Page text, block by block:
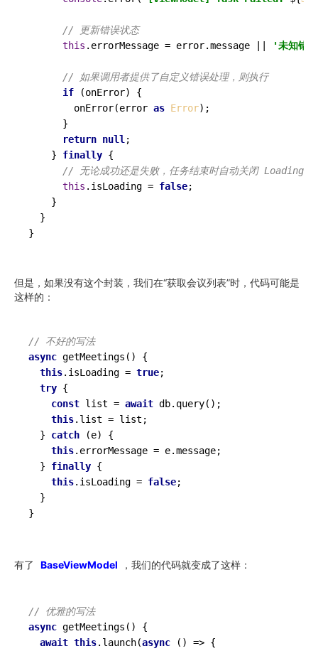
// 更新错误状态
this . errorMessage = error.message '未知错
// 如果调用者提供了自定义错误处理，则执行
if (onError) {
onError(error as Error);
      }
return null ;
    }
finally {
// 无论成功还是失败，任务结束时自动关闭 Loading
this . isLoading = false;
    }
  }
但是，如果没有这个封装，我们在“获取会议列表”时，代码可能是
这样的：
// 不好的写法
async getMeetings ()
{
this.isLoading = true;
try {
const list = await db.query();
this.list = list;
  }
catch (e) {
this.errorMessage = e.message;
  }
finally {
this.isLoading = false;
  }
有了 BaseViewModel ，我们的代码就变成了这样：
// 优雅的写法
async getMeetings ()
{
await this.launch(async () => {